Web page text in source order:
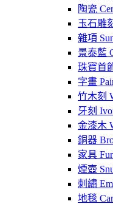
陶瓷
玉石雕
雜項
景泰藍
珠寶首
字畫
竹木刻
牙刻
金漆木
銅器
家具
煙壺
刺繡
地毯